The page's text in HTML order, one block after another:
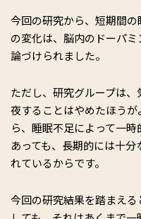
今回の研究から、短期間
の変化は、脳内のドーパ
論づけられました。
ただし、研究グループは
夜することはやめたほう
ら、睡眠不足によって一
あっても、長期的には十
れているからです。
今回の研究結果を踏まえ